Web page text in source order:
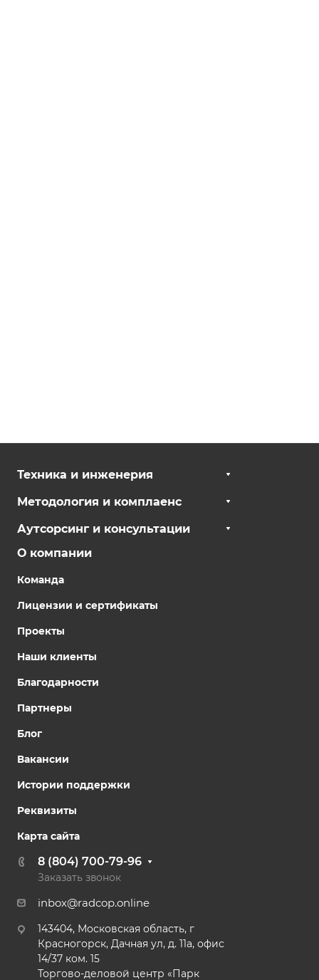
Техника и инженерия
Методология и комплаенс
Аутсорсинг и консультации
О компании
Команда
Лицензии и сертификаты
Проекты
Наши клиенты
Благодарности
Партнеры
Блог
Вакансии
Истории поддержки
Реквизиты
Карта сайта
8 (804) 700-79-96
Заказать звонок
inbox@radcop.online
143404, Московская область, г
Красногорск, Дачная ул, д. 11а, офис
14/37 ком. 15​
Торгово-деловой центр «Парк